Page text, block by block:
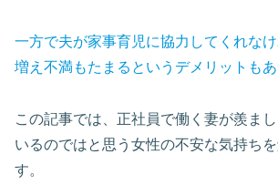
一方で夫が家事育児に協力してくれな
増え不満もたまるというデメリットもあ
この記事では、正社員で働く妻が羨ま
いるのではと思う女性の不安な気持ち
す。